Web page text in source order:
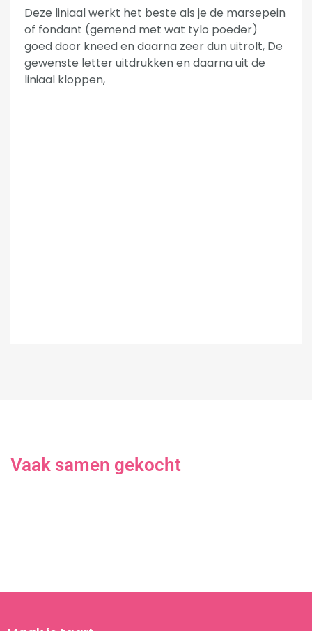
Deze liniaal werkt het beste als je de marsepein
of fondant (gemend met wat tylo poeder)
goed door kneed en daarna zeer dun uitrolt, De
gewenste letter uitdrukken en daarna uit de
liniaal kloppen,
Vaak samen gekocht